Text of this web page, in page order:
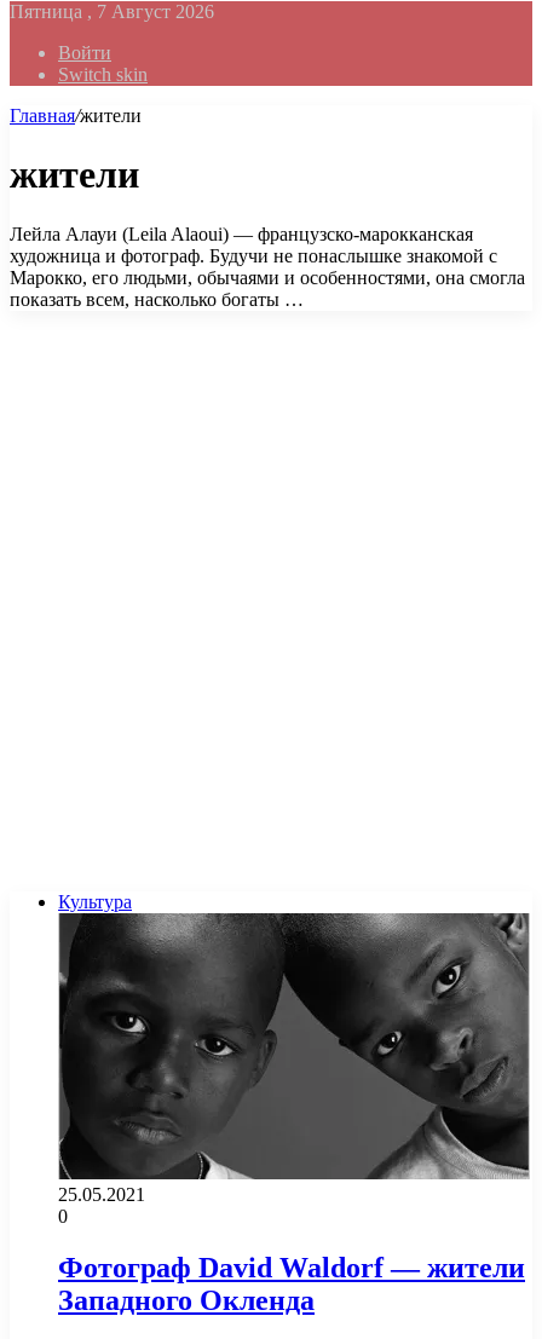
Пятница , 7 Август 2026
Войти
Switch skin
Главная/жители
жители
Лейла Алауи (Leila Alaoui) — французско-марокканская
художница и фотограф. Будучи не понаслышке знакомой с
Марокко, его людьми, обычаями и особенностями, она смогла
показать всем, насколько богаты …
Культура
25.05.2021
0
Фотограф David Waldorf — жители
Западного Окленда